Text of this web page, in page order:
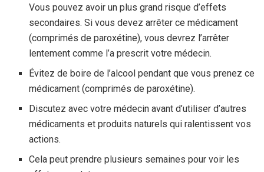
Vous pouvez avoir un plus grand risque d’effets
secondaires. Si vous devez arrêter ce médicament
(comprimés de paroxétine), vous devrez l’arrêter
lentement comme l’a prescrit votre médecin.
Évitez de boire de l’alcool pendant que vous prenez ce
médicament (comprimés de paroxétine).
Discutez avec votre médecin avant d’utiliser d’autres
médicaments et produits naturels qui ralentissent vos
actions.
Cela peut prendre plusieurs semaines pour voir les